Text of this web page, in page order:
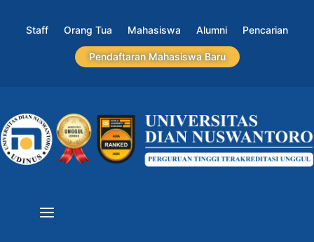
Staff Orang Tua Mahasiswa Alumni Pencarian
Pendaftaran Mahasiswa Baru